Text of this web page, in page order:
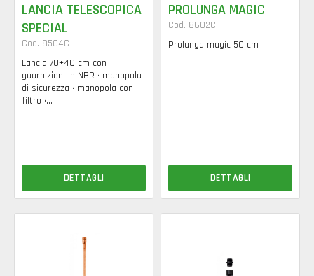
LANCIA TELESCOPICA
SPECIAL
Cod. 8504C
Lancia 70+40 cm con
guarnizioni in NBR • manopola
di sicurezza • manopola con
filtro •...
DETTAGLI
PROLUNGA MAGIC
Cod. 8602C
Prolunga magic 50 cm
DETTAGLI